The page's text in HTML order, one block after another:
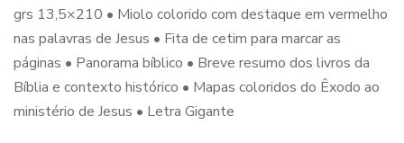
grs 13,5×210 • Miolo colorido com destaque em vermelho
nas palavras de Jesus • Fita de cetim para marcar as
páginas • Panorama bíblico • Breve resumo dos livros da
Bíblia e contexto histórico • Mapas coloridos do Êxodo ao
ministério de Jesus • Letra Gigante